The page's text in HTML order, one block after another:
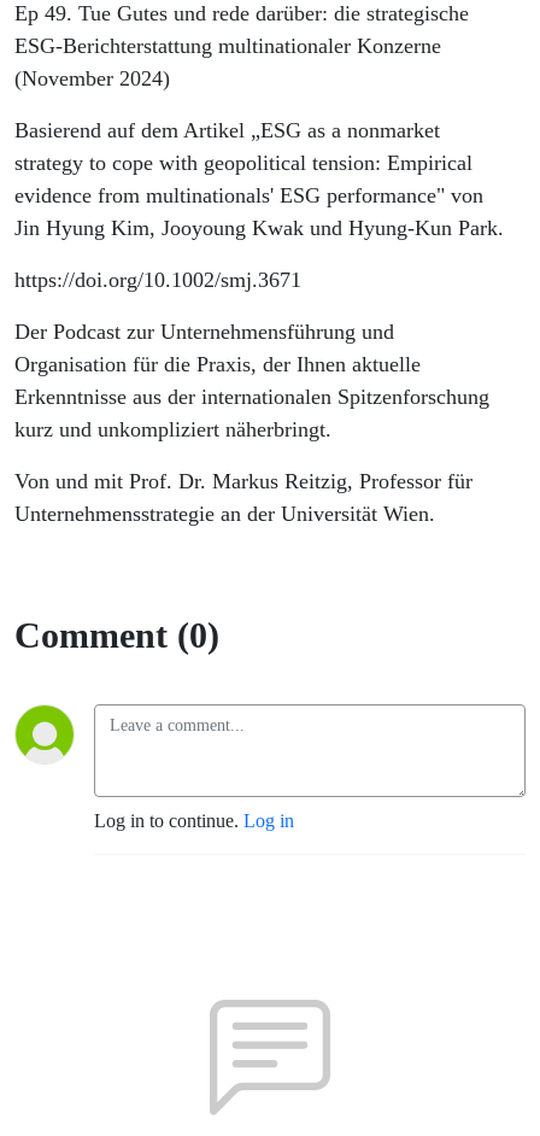
Ep 49. Tue Gutes und rede darüber: die strategische
ESG-Berichterstattung multinationaler Konzerne
(November 2024)
Basierend auf dem Artikel „ESG as a nonmarket
strategy to cope with geopolitical tension: Empirical
evidence from multinationals' ESG performance" von
Jin Hyung Kim, Jooyoung Kwak und Hyung-Kun Park.
https://doi.org/10.1002/smj.3671
Der Podcast zur Unternehmensführung und
Organisation für die Praxis, der Ihnen aktuelle
Erkenntnisse aus der internationalen Spitzenforschung
kurz und unkompliziert näherbringt.
Von und mit Prof. Dr. Markus Reitzig, Professor für
Unternehmensstrategie an der Universität Wien.
Comment (0)
Log in to continue. Log in